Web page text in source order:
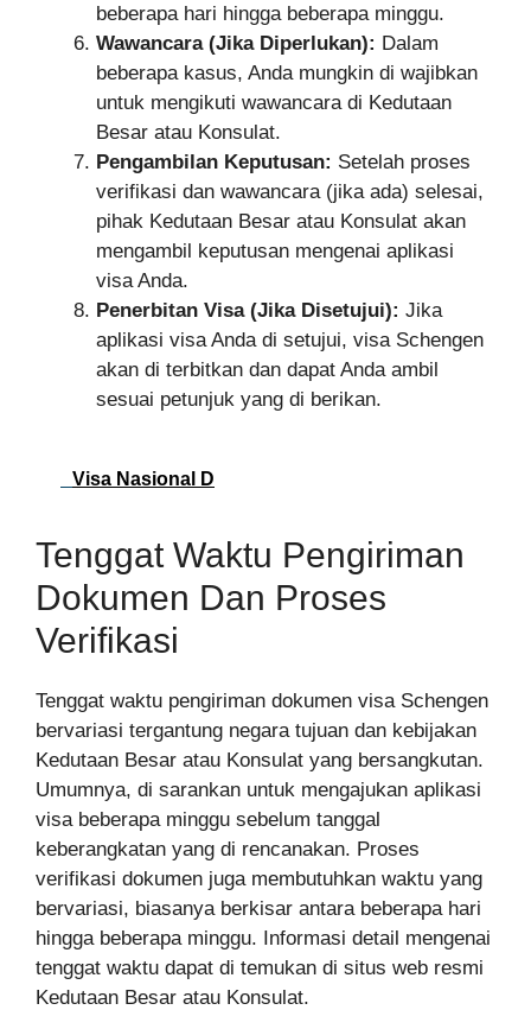
beberapa hari hingga beberapa minggu.
Wawancara (Jika Diperlukan): Dalam
beberapa kasus, Anda mungkin di wajibkan
untuk mengikuti wawancara di Kedutaan
Besar atau Konsulat.
Pengambilan Keputusan: Setelah proses
verifikasi dan wawancara (jika ada) selesai,
pihak Kedutaan Besar atau Konsulat akan
mengambil keputusan mengenai aplikasi
visa Anda.
Penerbitan Visa (Jika Disetujui): Jika
aplikasi visa Anda di setujui, visa Schengen
akan di terbitkan dan dapat Anda ambil
sesuai petunjuk yang di berikan.
Visa Nasional D
Tenggat Waktu Pengiriman
Dokumen Dan Proses
Verifikasi
Tenggat waktu pengiriman dokumen visa Schengen
bervariasi tergantung negara tujuan dan kebijakan
Kedutaan Besar atau Konsulat yang bersangkutan.
Umumnya, di sarankan untuk mengajukan aplikasi
visa beberapa minggu sebelum tanggal
keberangkatan yang di rencanakan. Proses
verifikasi dokumen juga membutuhkan waktu yang
bervariasi, biasanya berkisar antara beberapa hari
hingga beberapa minggu. Informasi detail mengenai
tenggat waktu dapat di temukan di situs web resmi
Kedutaan Besar atau Konsulat.